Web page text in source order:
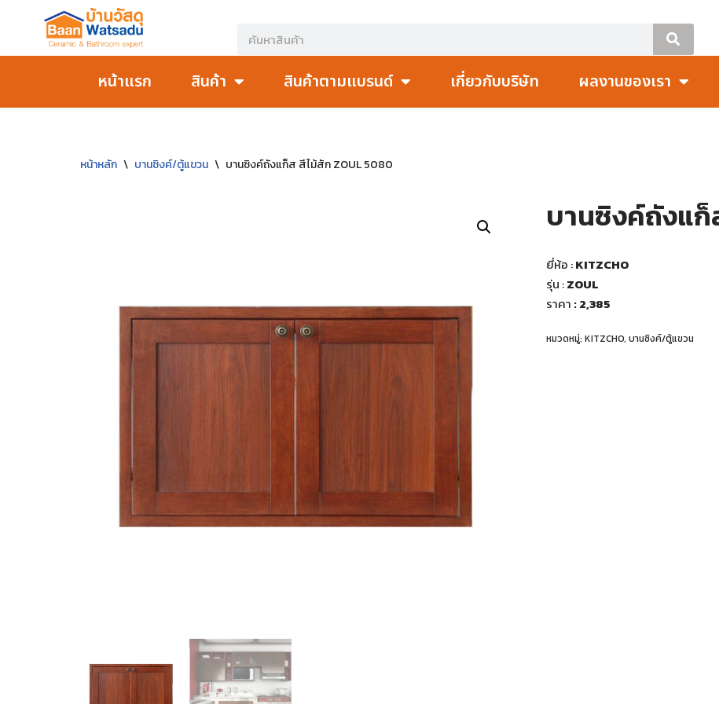
หน้าแรก สินค้า สินค้าตามแบรนด์ เกี่ยวกับบริษัท ผลงานของเรา
หน้าหลัก \ บานซิงค์/ตู้แขวน \ บานซิงค์ถังแก็ส สีไม้สัก ZOUL 5080
บานซิงค์ถังแก็
ยี่ห้อ :KITZCHO
รุ่น :ZOUL
ราคา : 2,385
หมวดหมู่: KITZCHO, บานซิงค์/ตู้แขวน